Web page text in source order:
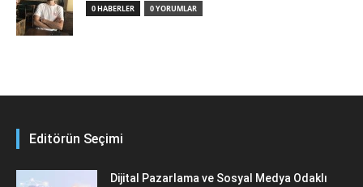
0 HABERLER 0 YORUMLAR
Editörün Seçimi
Dijital Pazarlama ve Sosyal Medya Odaklı